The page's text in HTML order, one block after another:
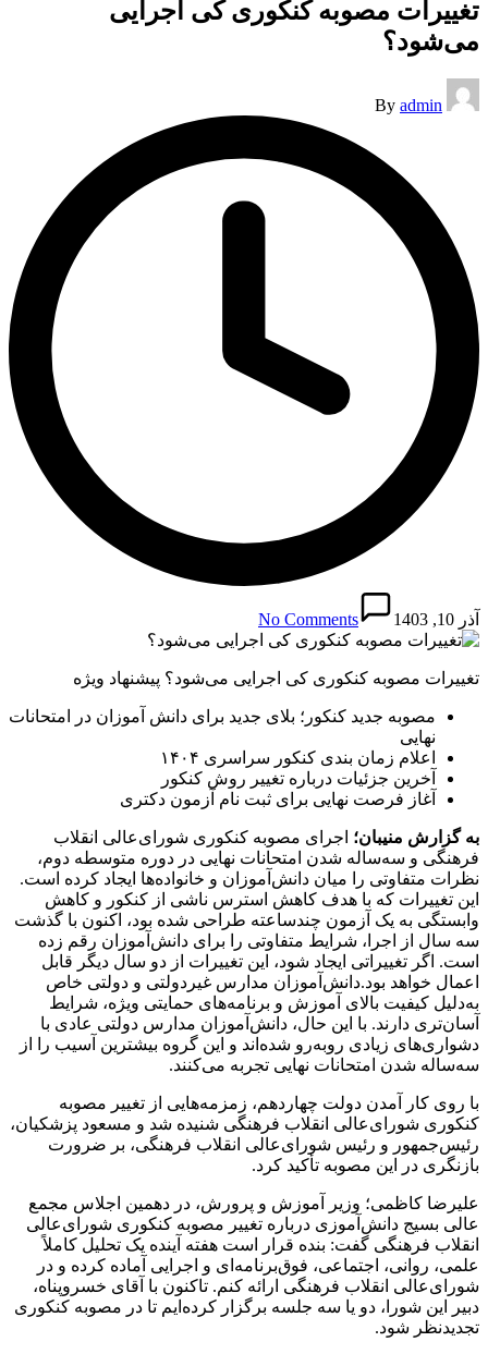
تغییرات مصوبه کنکوری کی اجرایی
می‌شود؟
Posted
by
By admin
آذر 10, 1403 No Comments
تغییرات مصوبه کنکوری کی اجرایی می‌شود؟ پیشنهاد ویژه
مصوبه جدید کنکور؛ بلای جدید برای دانش آموزان در امتحانات
نهایی
اعلام زمان‌ بندی کنکور سراسری ۱۴۰۴
آخرین جزئیات درباره تغییر روش کنکور
آغاز فرصت نهایی برای ثبت نام آزمون دکتری
به گزارش منیبان؛ اجرای مصوبه کنکوری شورای‌عالی انقلاب
فرهنگی و سه‌ساله شدن امتحانات نهایی در دوره متوسطه دوم،
نظرات متفاوتی را میان دانش‌آموزان و خانواده‌ها ایجاد کرده است.
این تغییرات که با هدف کاهش استرس ناشی از کنکور و کاهش
وابستگی به یک آزمون چندساعته طراحی شده بود، اکنون با گذشت
سه سال از اجرا، شرایط متفاوتی را برای دانش‌آموزان رقم زده
است. اگر تغییراتی ایجاد شود، این تغییرات از دو سال دیگر قابل
اعمال خواهد بود.دانش‌آموزان مدارس غیردولتی و دولتی خاص
به‌دلیل کیفیت بالای آموزش و برنامه‌های حمایتی ویژه، شرایط
آسان‌تری دارند. با این حال، دانش‌آموزان مدارس دولتی عادی با
دشواری‌های زیادی روبه‌رو شده‌اند و این گروه بیشترین آسیب را از
سه‌ساله شدن امتحانات نهایی تجربه می‌کنند.
با روی کار آمدن دولت چهاردهم، زمزمه‌هایی از تغییر مصوبه
کنکوری شورای‌عالی انقلاب فرهنگی شنیده شد و مسعود پزشکیان،
رئیس‌جمهور و رئیس شورای‌عالی انقلاب فرهنگی، بر ضرورت
بازنگری در این مصوبه تأکید کرد.
علیرضا کاظمی؛ وزیر آموزش و پرورش، در دهمین اجلاس مجمع
عالی بسیج دانش‌آموزی درباره تغییر مصوبه کنکوری شورای‌عالی
انقلاب فرهنگی گفت: بنده قرار است هفته آینده یک تحلیل کاملاً
علمی، روانی، اجتماعی، فوق‌برنامه‌ای و اجرایی آماده کرده و در
شورای‌عالی انقلاب فرهنگی ارائه کنم. تاکنون با آقای خسروپناه،
دبیر این شورا، دو یا سه جلسه برگزار کرده‌ایم تا در مصوبه کنکوری
تجدیدنظر شود.